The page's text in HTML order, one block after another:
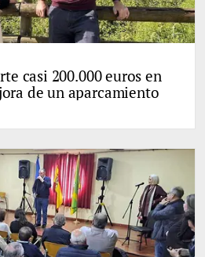
casi 200.000 euros en
de un aparcamiento